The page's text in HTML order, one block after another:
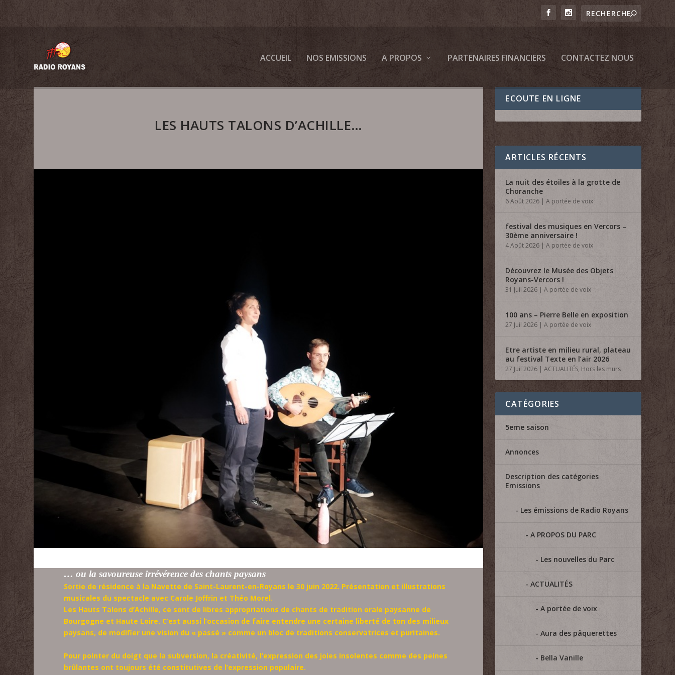
ACCUEIL NOS EMISSIONS A PROPOS PARTENAIRES FINANCIERS CONTACTEZ NOUS
LES HAUTS TALONS D’ACHILLE…
… ou la savoureuse irrévérence des chants paysans
Sortie de résidence à la Navette de Saint-Laurent-en-Royans le 30 juin 2022. Présentation et illustrations
musicales du spectacle avec Carole Joffrin et Théo Morel.
Les Hauts Talons d’Achille, ce sont de libres appropriations de chants de tradition orale paysanne de
Bourgogne et Haute Loire. C’est aussi l’occasion de faire entendre une certaine liberté de ton des milieux
paysans, de modifier une vision du « passé » comme un bloc de traditions conservatrices et puritaines.
Pour pointer du doigt que la subversion, la créativité, l’expression des joies insolentes comme des peines
brûlantes ont toujours été constitutives de l’expression populaire.
ECOUTE EN LIGNE
ARTICLES RÉCENTS
La nuit des étoiles à la grotte de
Choranche
6 Août 2026 |A portée de voix
festival des musiques en Vercors –
30ème anniversaire !
4 Août 2026 |A portée de voix
Découvrez le Musée des Objets
Royans-Vercors !
31 Juil 2026 |A portée de voix
100 ans – Pierre Belle en exposition
27 Juil 2026 |A portée de voix
Etre artiste en milieu rural, plateau
au festival Texte en l’air 2026
27 Juil 2026 |ACTUALITÉS, Hors les murs
CATÉGORIES
5eme saison
Annonces
Description des catégories
Emissions
Les émissions de Radio Royans
A PROPOS DU PARC
Les nouvelles du Parc
ACTUALITÉS
A portée de voix
Aura des pâquerettes
Bella Vanille